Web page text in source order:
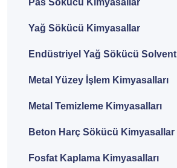
Yağ Sökücü Kimyasallar
Endüstriyel Yağ Sökücü Solvent
Metal Yüzey İşlem Kimyasalları
Metal Temizleme Kimyasalları
Beton Harç Sökücü Kimyasallar
Fosfat Kaplama Kimyasalları